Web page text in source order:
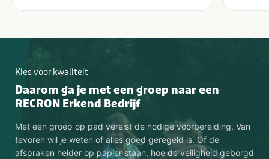
Kies voor kwaliteit
Daarom ga je met een groep naar een
RECRON Erkend Bedrijf
Met een groep op pad vereist de nodige voorbereiding. Van
tevoren wil je weten of alles goed geregeld is. Of de
afspraken helder op papier staan, hoe de veiligheid geborgd